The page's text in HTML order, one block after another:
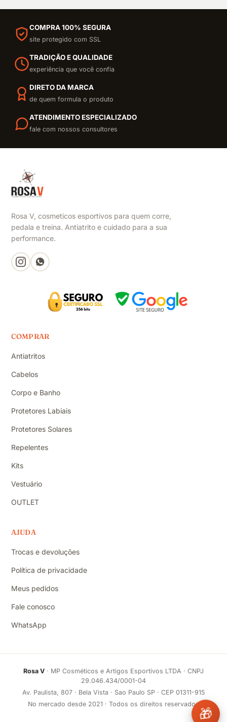
COMPRA 100% SEGURA
site protegido com SSL
TRADIÇÃO E QUALIDADE
experiência que você confia
DIRETO DA MARCA
de quem formula o produto
ATENDIMENTO ESPECIALIZADO
fale com nossos consultores
Rosa V, cosmeticos esportivos para quem corre,
pedala e treina. Antiatrito e cuidado para a sua
performance.
COMPRAR
Antiatritos
Cabelos
Corpo e Banho
Protetores Labiais
Protetores Solares
Repelentes
Kits
Vestuário
OUTLET
AJUDA
Trocas e devoluções
Política de privacidade
Meus pedidos
Fale conosco
WhatsApp
Rosa V · MP Cosméticos e Artigos Esportivos LTDA · CNPJ
29.046.434/0001-04
Av. Paulista, 807 · Bela Vista · Sao Paulo SP · CEP 01311-915
No mercado desde 2021 · Todos os direitos reservados
🎁